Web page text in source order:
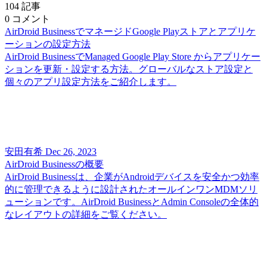
104 記事
0 コメント
AirDroid BusinessでマネージドGoogle Playストアとアプリケ
ーションの設定方法
AirDroid BusinessでManaged Google Play Store からアプリケー
ションを更新・設定する方法。グローバルなストア設定と
個々のアプリ設定方法をご紹介します。
安田有希 Dec 26, 2023
AirDroid Businessの概要
AirDroid Businessは、企業がAndroidデバイスを安全かつ効率
的に管理できるように設計されたオールインワンMDMソリ
ューションです。AirDroid BusinessとAdmin Consoleの全体的
なレイアウトの詳細をご覧ください。